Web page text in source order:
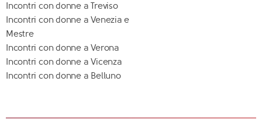
Incontri con donne a Treviso
Incontri con donne a Venezia e
Mestre
Incontri con donne a Verona
Incontri con donne a Vicenza
Incontri con donne a Belluno